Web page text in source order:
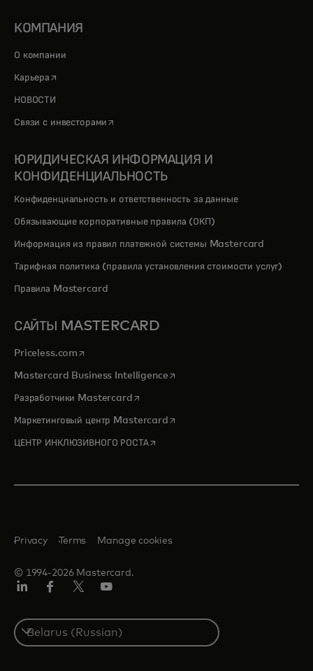
КОМПАНИЯ
О компании
Карьера opens in a new tab
НОВОСТИ
Связи с инвесторами opens in a new tab
ЮРИДИЧЕСКАЯ ИНФОРМАЦИЯ И
КОНФИДЕНЦИАЛЬНОСТЬ
Конфиденциальность и ответственность за данные
Обязывающие корпоративные правила (ОКП)
Информация из правил платежной системы Mastercard
Тарифная политика (правила установления стоимости услуг)
Правила Mastercard
САЙТЫ MASTERCARD
Priceless.com opens in a new tab
Mastercard Business Intelligenceopens in a new tab
Разработчики Mastercardopens in a new tab
Маркетинговый центр Mastercardopens in a new tab
ЦЕНТР ИНКЛЮЗИВНОГО РОСТАopens in a new tab
© 1994-2026 Mastercard.
Privacy Terms Manage cookies
Select
a
country
Twitter)